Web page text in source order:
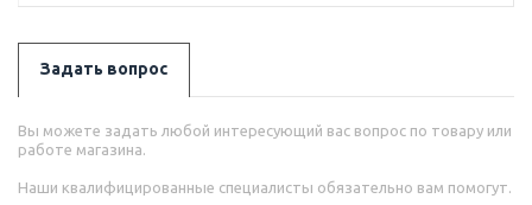
Задать вопрос
Вы можете задать любой интересующий вас вопрос по товару или
работе магазина.
Наши квалифицированные специалисты обязательно вам помогут.